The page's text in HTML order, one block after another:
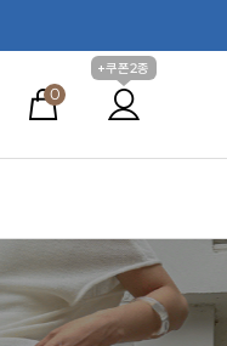
0
+쿠폰2종